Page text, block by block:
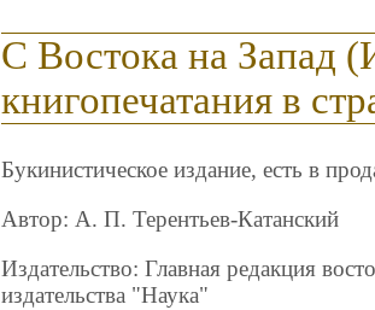
С Востока на Запад
книгопечатания в
Букинистическое издание, есть в
Автор: А. П. Терентьев-Катанский
Издательство: Главная редакция
издательства "Наука"